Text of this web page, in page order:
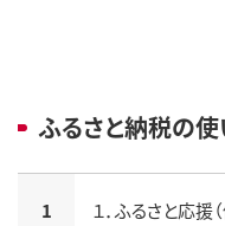
ふるさと納税の
1 １．ふるさと応援